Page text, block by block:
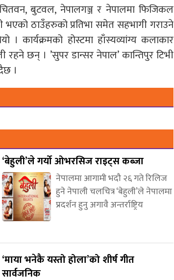
बुटवल, नेपालगञ्ज र नेपालमा फिजिकल
भएको ठाउँहरुको प्रतिभा समेत सहभागी गराउने
कार्यक्रमको होस्टमा हाँस्यव्यांग्य कलाकार
छन् । ’सुपर डान्सर नेपाल’ कान्तिपुर टिभी
।
‘बेहुली’ले गर्यो ओभरसिज राइट्स कब्जा
नेपालमा आगामी भदौ २६ गते रिलिज
हुने नेपाली चलचित्र ‘बेहुली’ले नेपालमा
प्रदर्शन हुनु अगावै अन्तर्राष्ट्रिय
‘माया भनेकै यस्तो होला’को शीर्ष गीत
सार्वजनिक